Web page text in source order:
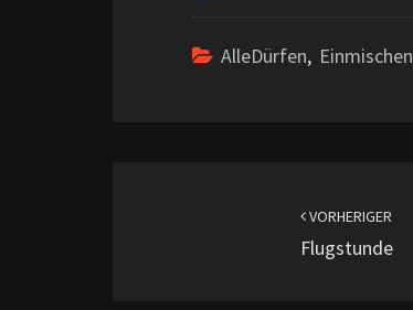
AlleDürfen, Einmischen
VORHERIGER
Flugstunde